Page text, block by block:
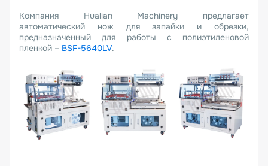
Компания Hualian Machinery предлагает
автоматический нож для запайки и обрезки,
предназначенный для работы с полиэтиленовой
пленкой – BSF-5640LV.